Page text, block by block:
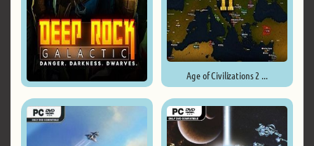
Age of Civilizations 2 ...